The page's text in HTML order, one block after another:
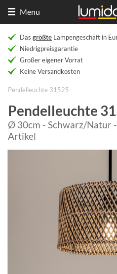
Menu
Das größte Lampengeschäft in
Niedrigpreisgarantie
Großer eigener Vorrat
Keine Versandkosten
Pendelleuchte 31525
Pendelleuchte
Ø 30cm - Schwarz/Natur
Artikel